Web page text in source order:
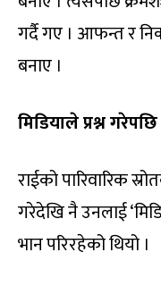
गर्दै गए । आफन्त र
बनाए ।
मिडियाले प्रश्न
राईको पारिवारिक
गरेदेखि नै उनलाई
भान परिरहेको थियो ।